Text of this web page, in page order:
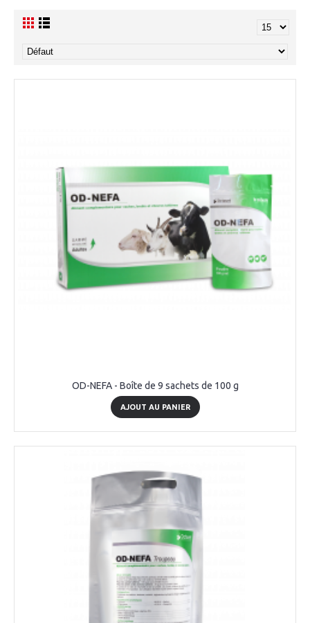
OD-NEFA - Boîte de 9 sachets de 100 g
AJOUT AU PANIER